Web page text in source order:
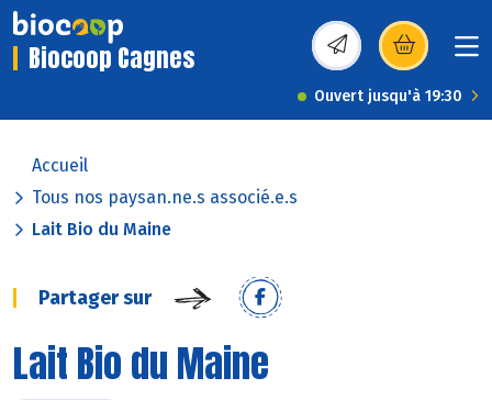
Biocoop Cagnes (s’ouvre dans une
Ouvert jusqu'à 19:30
Accueil
Tous nos paysan.ne.s associé.e.s
Lait Bio du Maine
Partager sur
Lait Bio du Maine